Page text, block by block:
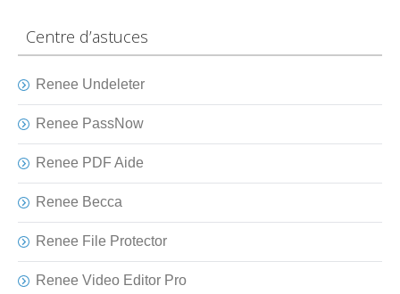
Centre d’astuces
Renee Undeleter
Renee PassNow
Renee PDF Aide
Renee Becca
Renee File Protector
Renee Video Editor Pro